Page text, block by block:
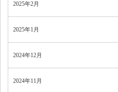
2025年2月
2025年1月
2024年12月
2024年11月